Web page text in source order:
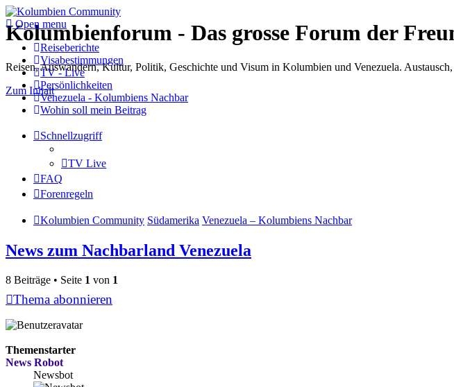
Kolumbienforum - Das grosse Forum der
Reisen, Auswandern, Kultur, Politik, Geschichte und Visum in Kolumbien und Venezuela.
Zum Inhalt
Open menu
Reiseberichte
Visabestimmungen
TV - Live
Persönlichkeiten
Venezuela - Kolumbiens Nachbar
Wohin soll mein Beitrag
Schnellzugriff
TV Live
FAQ
Forenregeln
Kolumbien Community Südamerika Venezuela – Kolumbiens Nachbar
News zum Nachbarland Venezuela
8 Beiträge • Seite 1 von 1
Thema abonnieren
Themenstarter
News Robot
Newsbot